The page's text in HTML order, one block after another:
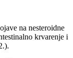
na nesteroidne
krvarenje i